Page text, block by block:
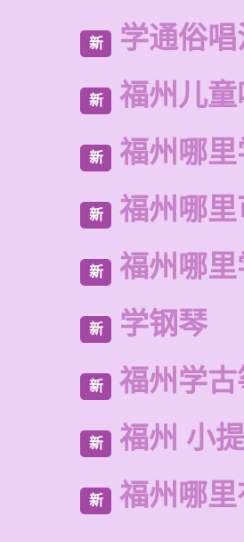
新 学通俗
新 福州儿
新 福州哪
新 福州哪
新 福州哪
新 学钢琴
新 福州学
新 福州 小
新 福州哪